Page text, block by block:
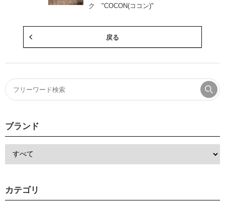
ク "COCON(ココン)"
戻る
ブランド
カテゴリ